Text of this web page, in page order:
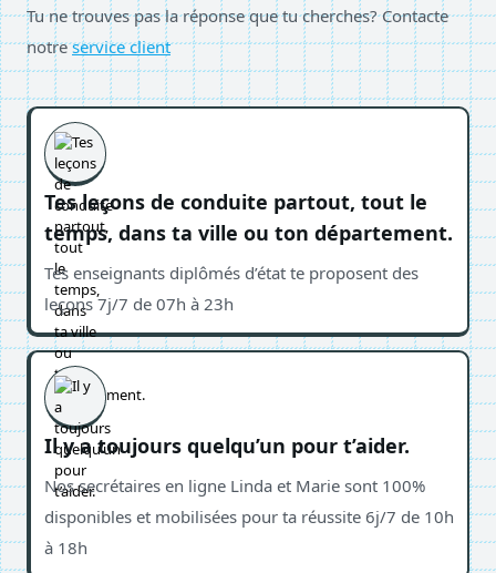
Tu ne trouves pas la réponse que tu cherches? Contacte
notreservice client
Tes leçons de conduite partout, tout le
temps, dans ta ville ou ton département.
Tes enseignants diplômés d’état te proposent des
leçons 7j/7 de 07h à 23h
Il y a toujours quelqu’un pour t’aider.
Nos secrétaires en ligne Linda et Marie sont 100%
disponibles et mobilisées pour ta réussite 6j/7 de 10h
à 18h